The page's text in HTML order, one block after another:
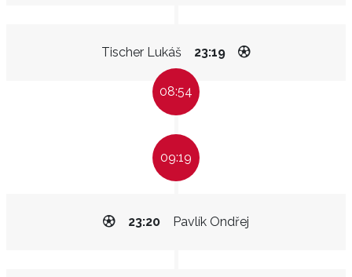
Tischer Lukáš 23:19
08:54
09:19
Pavlík Ondřej
23:20